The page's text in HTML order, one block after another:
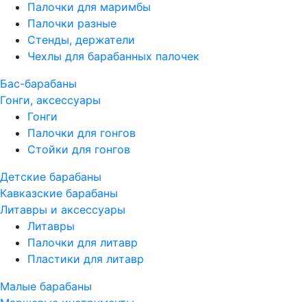
Палочки для маримбы
Палочки разные
Стенды, держатели
Чехлы для барабанных палочек
Бас-барабаны
Гонги, аксессуары
Гонги
Палочки для гонгов
Стойки для гонгов
Детские барабаны
Кавказские барабаны
Литавры и аксессуары
Литавры
Палочки для литавр
Пластики для литавр
Малые барабаны